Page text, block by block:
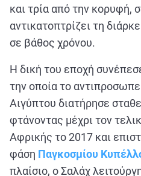
και τρία από την κορυφή,
αντικατοπτρίζει τη
σε βάθος χρόνου.
Η δική του εποχή
την οποία το
Αιγύπτου διατήρησε
φτάνοντας μέχρι τον
Αφρικής το 2017 και
φάση Παγκοσμίου
πλαίσιο, ο Σαλάχ